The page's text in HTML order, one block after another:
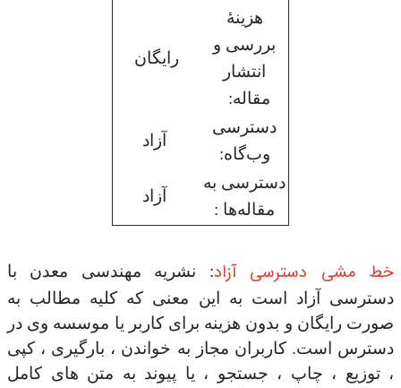
هزینۀ
بررسی و
انتشار
مقاله:
رایگان
دسترسی
وب‌گاه:
آزاد
دسترسی به
مقاله‌ها :
آزاد
خط مشی دسترسی آزاد: نشریه مهندسی معدن با
دسترسی آزاد است به این معنی که کلیه مطالب به
صورت رایگان و بدون هزینه برای کاربر یا موسسه وی در
دسترس است. کاربران مجاز به خواندن ، بارگیری ، کپی
، توزیع ، چاپ ، جستجو ، یا پیوند به متن های کامل